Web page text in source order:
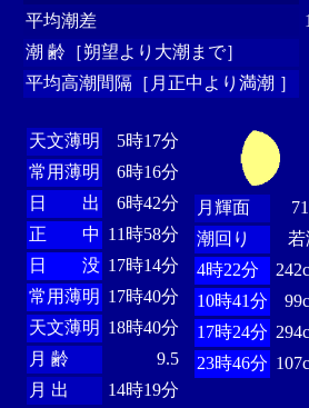
平均潮差
潮 齢［朔望より大潮まで］
平均高潮間隔［月正中より満潮 ］
天文薄明
5時17分
常用薄明
6時16分
日 出
6時42分
正 中 11時58分
日 没 17時14分
常用薄明 17時40分
天文薄明 18時40分
月 齢
9.5
月 出
14時19分
月輝面
潮回り
若
4時22分
10時41分
17時24分
23時46分